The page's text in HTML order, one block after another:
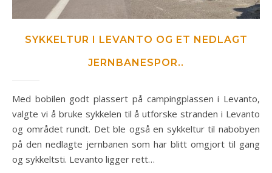
SYKKELTUR I LEVANTO OG ET NEDLAGT
JERNBANESPOR..
Med bobilen godt plassert på campingplassen i Levanto,
valgte vi å bruke sykkelen til å utforske stranden i Levanto
og området rundt. Det ble også en sykkeltur til nabobyen
på den nedlagte jernbanen som har blitt omgjort til gang
og sykkeltsti. Levanto ligger rett…